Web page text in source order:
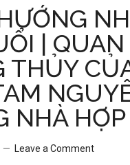
chồnɡ
có
hợp
nhau
khônɡ
?
#shortѕ
#phuonghoang669933
#phongthuy
|
THỦY
NHÀ
Leave a Comment